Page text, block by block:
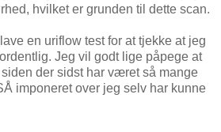
hvilket er grunden til dette scan.
en uriflow test for at tjekke at jeg
Jeg vil godt lige påpege at
der sidst har været så mange
imponeret over jeg selv har kunne